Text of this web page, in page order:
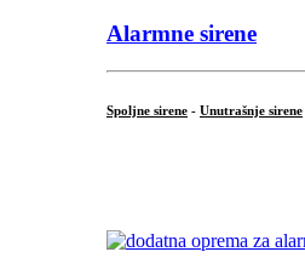
Alarmne sirene
Spoljne sirene - Unutrašnje sirene